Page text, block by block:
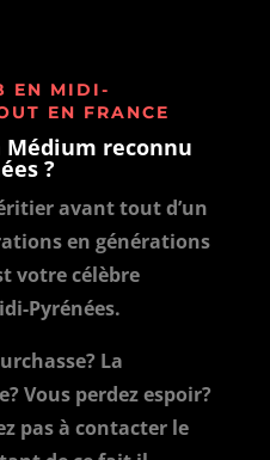
EN MIDI-
EN FRANCE
Médium reconnu
?
avant tout d’un
en générations
votre célèbre
Pyrénées.
La
Vous perdez espoir?
pas à contacter le